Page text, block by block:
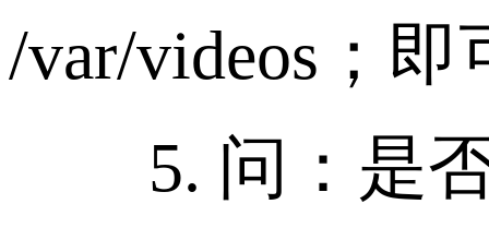
/var/videos；
5. 问：是否